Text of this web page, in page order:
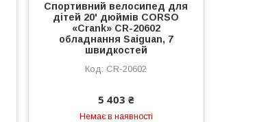
Спортивний велосипед для
дітей 20' дюймів CORSO
«Crank» CR-20602
обладнання Saiguan, 7
швидкостей
CR-20602
5 403 ₴
Немає в наявності